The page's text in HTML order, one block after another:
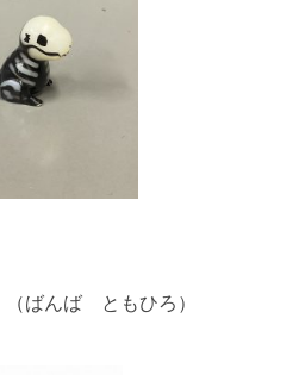
んば ともひろ）